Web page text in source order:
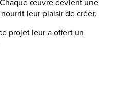
leur plaisir de créer.
projet leur a offert un